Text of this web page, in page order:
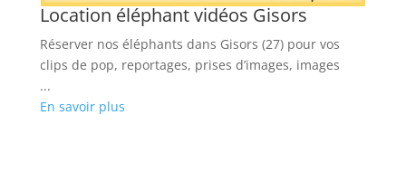
Location éléphant vidéos Gisors
Réserver nos éléphants dans Gisors (27) pour vos
clips de pop, reportages, prises d’images, images
...
En savoir plus